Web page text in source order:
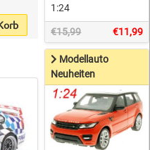
1:24
€15,99 €11,99
Modellauto
Neuheiten